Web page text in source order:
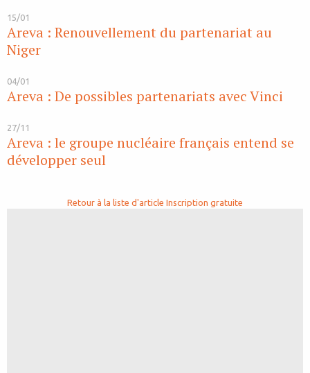
15/01
Areva : Renouvellement du partenariat au
Niger
04/01
Areva : De possibles partenariats avec Vinci
27/11
Areva : le groupe nucléaire français entend se
développer seul
Retour à la liste d'article Inscription gratuite